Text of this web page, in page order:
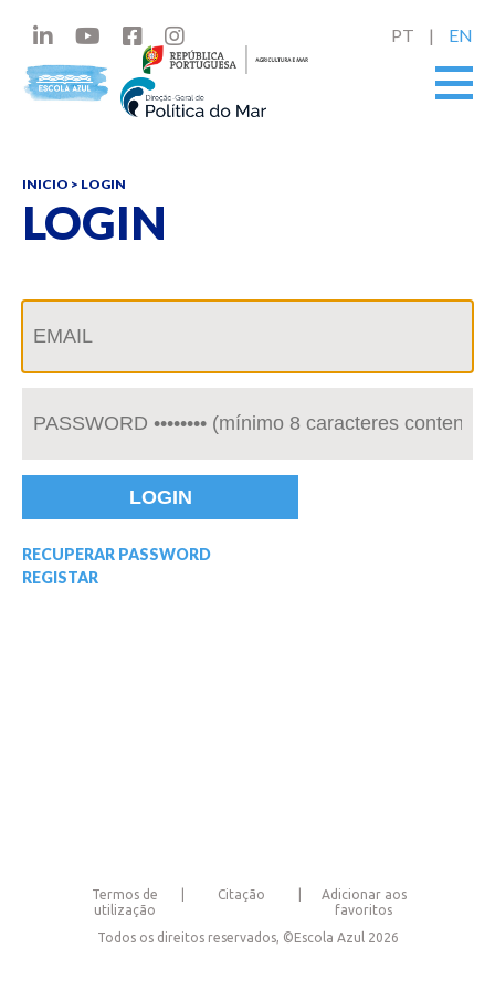
PT EN
INICIO > LOGIN
LOGIN
RECUPERAR PASSWORD
REGISTAR
Termos de
utilização
Citação
Adicionar aos
favoritos
Todos os direitos reservados, ©Escola Azul 2026